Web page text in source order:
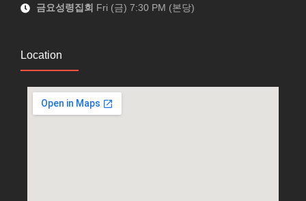
금요성령집회 Fri (금) 7:30 PM (본당)
Location